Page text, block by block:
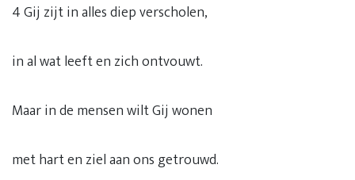
4 Gij zijt in alles diep verscholen,
in al wat leeft en zich ontvouwt.
Maar in de mensen wilt Gij wonen
met hart en ziel aan ons getrouwd.